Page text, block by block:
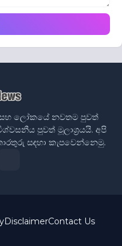
සහ ලෝකයේ නවතම පුවත්
පුවත් මූලාශ්‍රයයි. අපි
සඳහා කැපවෙන්නෙමු.
DisclaimerContact Us